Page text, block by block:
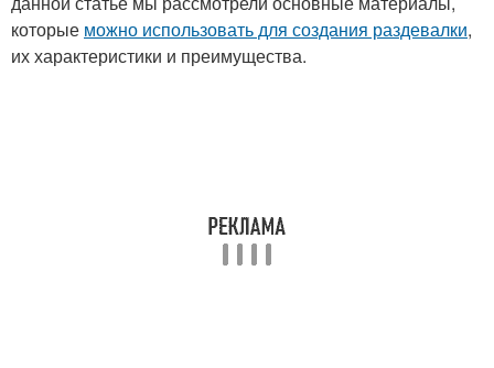
которые можно использовать для создания раздевалки,
их характеристики и преимущества.